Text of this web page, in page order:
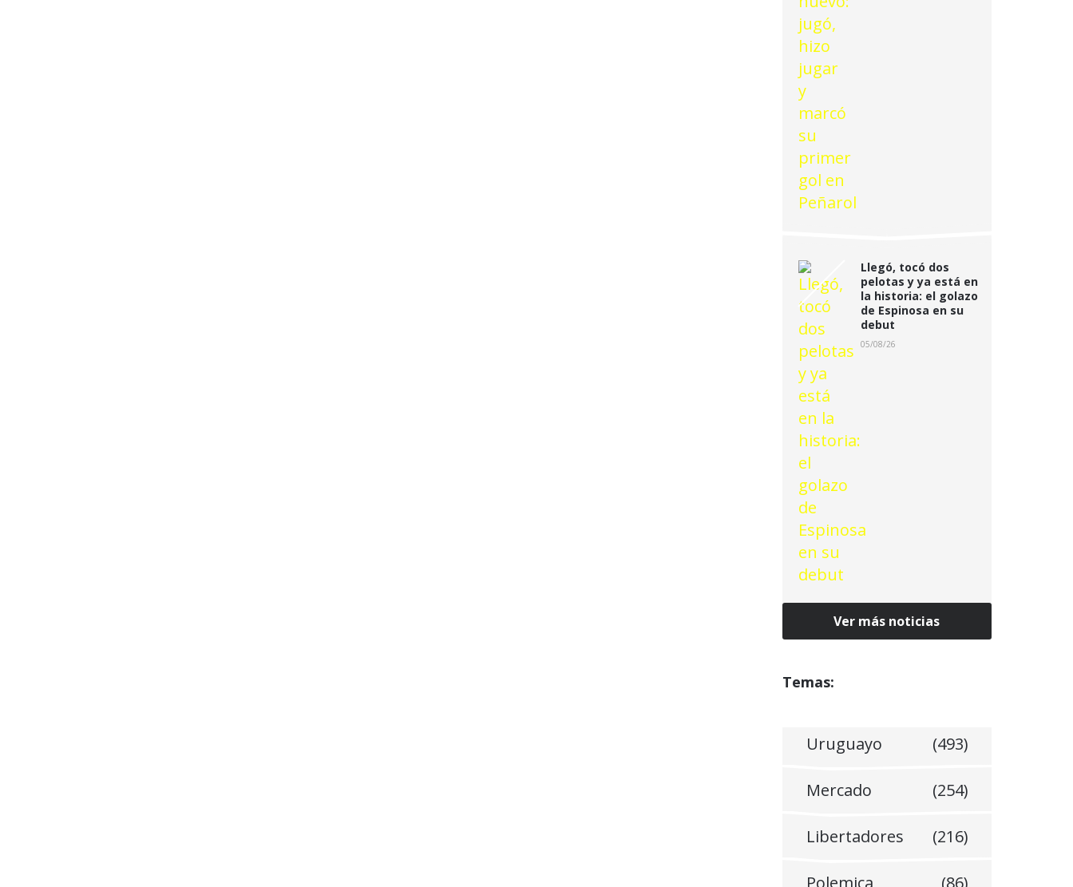
Llegó, tocó dos
pelotas y ya está en
la historia: el golazo
de Espinosa en su
debut
05/08/26
Ver más noticias
Temas:
Uruguayo (493)
Mercado (254)
Libertadores (216)
Polemica (86)